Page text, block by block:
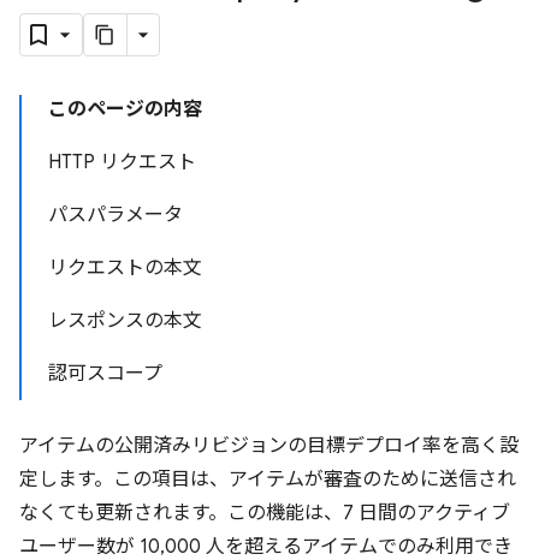
このページの内容
HTTP リクエスト
パスパラメータ
リクエストの本文
レスポンスの本文
認可スコープ
アイテムの公開済みリビジョンの目標デプロイ率を高く設
定します。この項目は、アイテムが審査のために送信され
なくても更新されます。この機能は、7 日間のアクティブ
ユーザー数が 10,000 人を超えるアイテムでのみ利用でき